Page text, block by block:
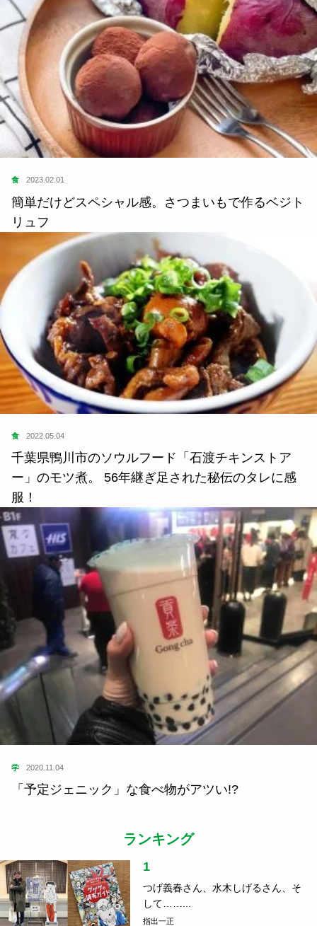
食 2023.02.01
簡単だけどスペシャル感。さつまいもで作るベジト
リュフ
食 2022.05.04
千葉県鴨川市のソウルフード「石渡チキンストア
ー」のモツ煮。 56年継ぎ足された秘伝のタレに感
服！
学 2020.11.04
「予定ジェニック」な食べ物がアツい!?
ランキング
1
つげ義春さん、水木しげるさん、そ
して……...
指出一正